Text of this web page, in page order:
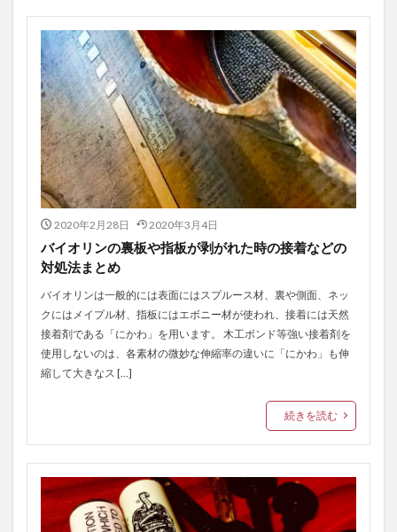
2020年2月28日 2020年3月4日
バイオリンの裏板や指板が剥がれた時の接着などの
対処法まとめ
バイオリンは一般的には表面にはスプルース材、裏や側面、ネッ
クにはメイプル材、指板にはエボニー材が使われ、接着には天然
接着剤である「にかわ」を用います。 木工ボンド等強い接着剤を
使用しないのは、各素材の微妙な伸縮率の違いに「にかわ」も伸
縮して大きなス […]
続きを読む